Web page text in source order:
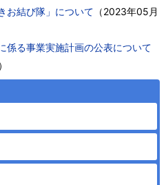
お結び隊」について （2023年05月
係る事業実施計画の公表について
）